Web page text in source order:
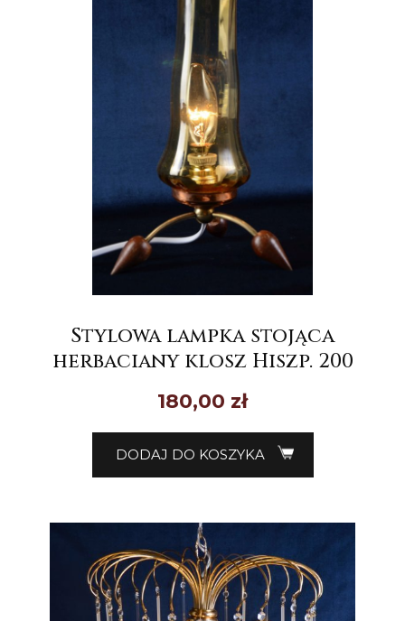
Stylowa lampka stojąca
herbaciany klosz Hiszp. 200
180,00 zł
DODAJ DO KOSZYKA